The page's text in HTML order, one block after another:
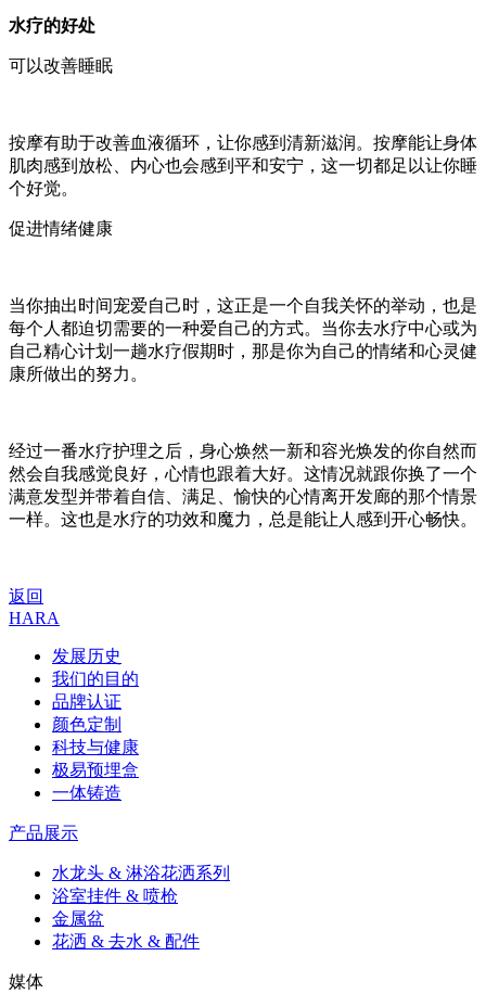
水疗的好处
可以改善睡眠
按摩有助于改善血液循环，让你感到清新滋润。按摩能让身体
肌肉感到放松、内心也会感到平和安宁，这一切都足以让你睡
个好觉。
促进情绪健康
当你抽出时间宠爱自己时，这正是一个自我关怀的举动，也是
每个人都迫切需要的一种爱自己的方式。当你去水疗中心或为
自己精心计划一趟水疗假期时，那是你为自己的情绪和心灵健
康所做出的努力。
经过一番水疗护理之后，身心焕然一新和容光焕发的你自然而
然会自我感觉良好，心情也跟着大好。这情况就跟你换了一个
满意发型并带着自信、满足、愉快的心情离开发廊的那个情景
一样。这也是水疗的功效和魔力，总是能让人感到开心畅快。
返回
HARA
发展历史
我们的目的
品牌认证
颜色定制
科技与健康
极易预埋盒
一体铸造
产品展示
水龙头 & 淋浴花洒系列
浴室挂件 & 喷枪
金属盆
花洒 & 去水 & 配件
媒体